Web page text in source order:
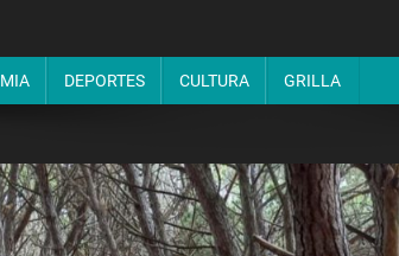
DEPORTES CULTURA GRILLA